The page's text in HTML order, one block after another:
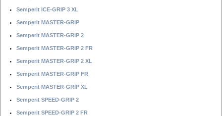
Semperit ICE-GRIP 3 XL
Semperit MASTER-GRIP
Semperit MASTER-GRIP 2
Semperit MASTER-GRIP 2 FR
Semperit MASTER-GRIP 2 XL
Semperit MASTER-GRIP FR
Semperit MASTER-GRIP XL
Semperit SPEED-GRIP 2
Semperit SPEED-GRIP 2 FR